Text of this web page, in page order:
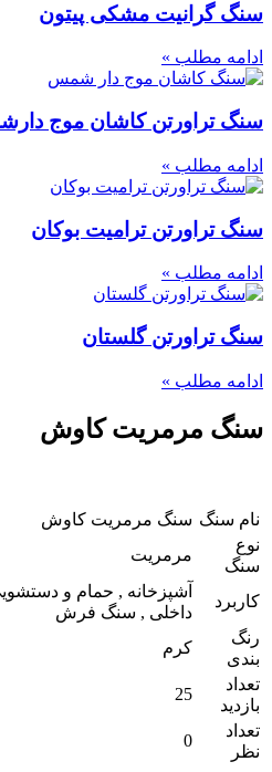
سنگ گرانیت مشکی پیتون
ادامه مطلب »
سنگ تراورتن کاشان موج
ادامه مطلب »
سنگ تراورتن ترامیت بوکان
ادامه مطلب »
سنگ تراورتن گلستان
ادامه مطلب »
سنگ مرمریت کاوش
نام سنگ سنگ مرمریت کاوش
نوع
سنگ
مرمریت
کاربرد
آشپزخانه , حمام و
داخلی , سنگ فرش
رنگ
بندی
کرم
تعداد
بازدید
25
تعداد
نظر
0